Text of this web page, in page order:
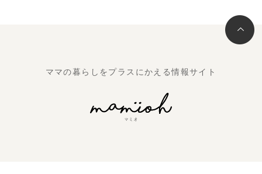
ママの暮らしをプラスにかえる情報サイト